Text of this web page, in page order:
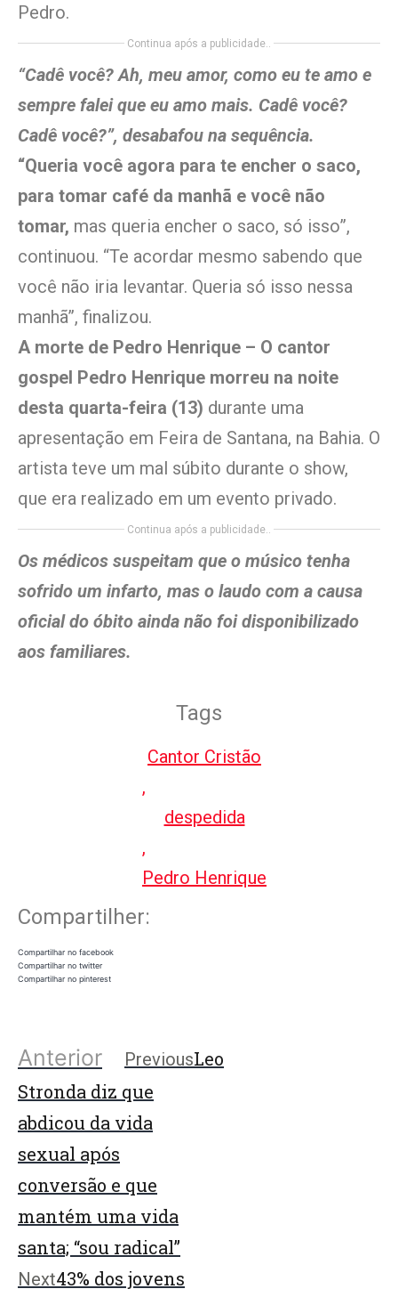
Pedro.
Continua após a publicidade..
“Cadê você? Ah, meu amor, como eu te amo e
sempre falei que eu amo mais. Cadê você?
Cadê você?”, desabafou na sequência.
“Queria você agora para te encher o saco,
para tomar café da manhã e você não
tomar, mas queria encher o saco, só isso”,
continuou. “Te acordar mesmo sabendo que
você não iria levantar. Queria só isso nessa
manhã”, finalizou.
A morte de Pedro Henrique – O cantor
gospel Pedro Henrique morreu na noite
desta quarta-feira (13) durante uma
apresentação em Feira de Santana, na Bahia. O
artista teve um mal súbito durante o show,
que era realizado em um evento privado.
Continua após a publicidade..
Os médicos suspeitam que o músico tenha
sofrido um infarto, mas o laudo com a causa
oficial do óbito ainda não foi disponibilizado
aos familiares.
Tags
Cantor Cristão
,
despedida
,
Pedro Henrique
Compartilher:
Compartilhar no facebook
Compartilhar no twitter
Compartilhar no pinterest
Anterior PreviousLeo
Stronda diz que
abdicou da vida
sexual após
conversão e que
mantém uma vida
santa; “sou radical”
Next43% dos jovens